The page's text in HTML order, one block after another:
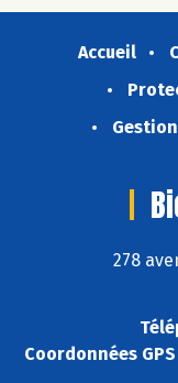
Accueil
278
Coordonnées GPS